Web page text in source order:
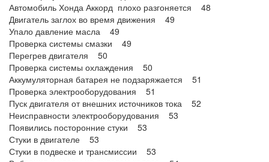
Автомобиль Хонда Аккорд плохо разгоняется 48
Двигатель заглох во время движения 49
Упало давление масла 49
Проверка системы смазки 49
Перегрев двигателя 50
Проверка системы охлаждения 50
Аккумуляторная батарея не подзаряжается 51
Проверка электрооборудования 51
Пуск двигателя от внешних источников тока 52
Неисправности электрооборудования 53
Появились посторонние стуки 53
Стуки в двигателе 53
Стуки в подвеске и трансмиссии 53